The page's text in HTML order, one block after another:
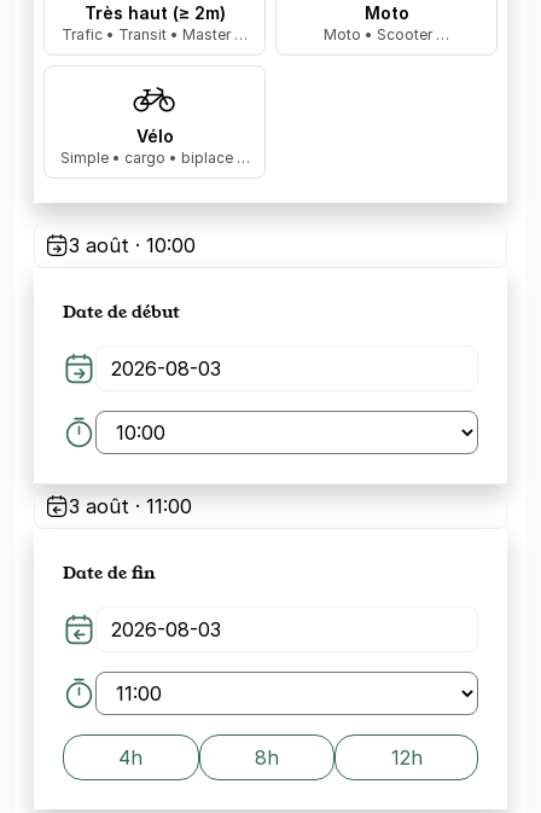
Très haut (≥ 2m)
Trafic • Transit • Master …
Moto
Moto • Scooter …
Vélo
Simple • cargo • biplace …
3 août · 10:00
Date de début
3 août · 11:00
Date de fin
4h 8h 12h